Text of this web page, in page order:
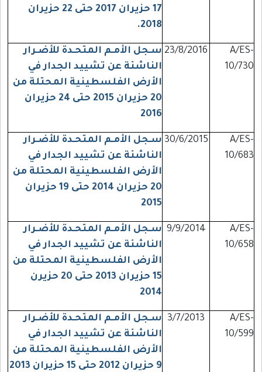
17 حزيران 2017 حتى 22 حزيران
2018.
A/ES-
10/730
23/8/2016 سـجل الأمـم المتحـدة للأضـرار
الناشئة عن تشييد الجدار في
الأرض الفلسطينية المحتلة من
20 حزيران 2015 حتى 24 حزيران
2016
A/ES-
10/683
30/6/2015 سـجل الأمـم المتحـدة للأضـرار
الناشئة عن تشييد الجدار في
الأرض الفلسطينية المحتلة من
20 حزيران 2014 حتى 19 حزيران
2015
A/ES-
10/658
9/9/2014 سـجل الأمـم المتحـدة للأضـرار
الناشئة عن تشييد الجدار في
الأرض الفلسطينية المحتلة من
15 حزيران 2013 حتى 20 حزيرن
2014
A/ES-
10/599
3/7/2013
سـجل الأمـم المتحـدة للأضـرار
الناشئة عن تشييد الجدار في
الأرض الفلسطينية المحتلة من
9 حزيران 2012 حتى 15 حزيران 2013